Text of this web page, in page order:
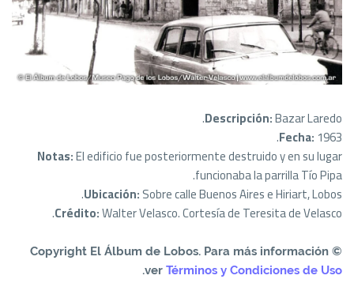
Descripción:Bazar Laredo.
Fecha: 1963.
Notas:El edificio fue posteriormente destruido y en su lugar
funcionaba la parrilla Tío Pipa.
Ubicación:Sobre calle Buenos Aires e Hiriart, Lobos.
Crédito:Walter Velasco. Cortesía de Teresita de Velasco.
© Copyright El Álbum de Lobos. Para más información
ver Términos y Condiciones de Uso
.